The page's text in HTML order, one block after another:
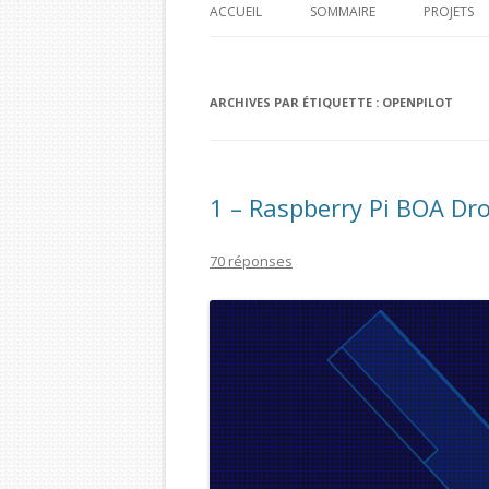
ACCUEIL SOMMAIRE PROJETS
PI CAR
ARCHIVES PAR ÉTIQUETTE : OPENPILOT
1 – Raspberry Pi BOA
70 réponses